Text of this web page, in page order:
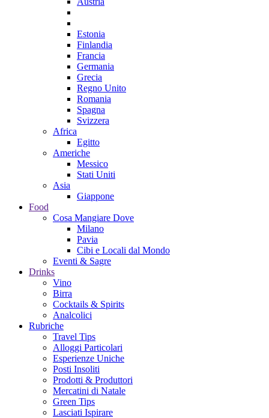
Estonia
Finlandia
Francia
Germania
Grecia
Regno Unito
Romania
Spagna
Svizzera
Africa
Egitto
Americhe
Messico
Stati Uniti
Asia
Giappone
Food
Cosa Mangiare Dove
Milano
Pavia
Cibi e Locali dal Mondo
Eventi & Sagre
Drinks
Vino
Birra
Cocktails & Spirits
Analcolici
Rubriche
Travel Tips
Alloggi Particolari
Esperienze Uniche
Posti Insoliti
Prodotti & Produttori
Mercatini di Natale
Green Tips
Lasciati Ispirare